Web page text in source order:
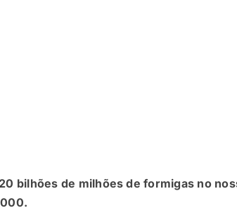
bilhões de milhões de formigas no